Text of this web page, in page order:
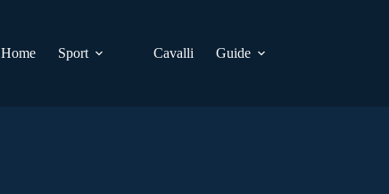
Home
Sport Cavalli Guide